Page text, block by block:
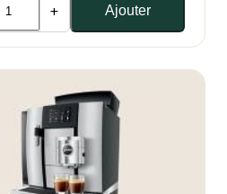
+ Ajouter